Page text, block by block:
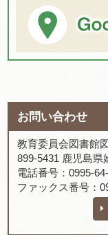
お問い合わせ
教育委員会図書館
899-5431 鹿児島県
電話番号：0995-
ファックス番号：